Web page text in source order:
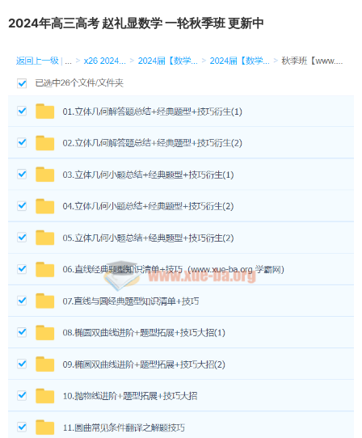
2024年高三高考 赵礼显数学 一轮秋季班 更新中